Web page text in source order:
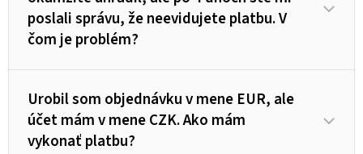
poslali správu, že neevidujete platbu. V
čom je problém?
Urobil som objednávku v mene EUR, ale
účet mám v mene CZK. Ako mám
vykonať platbu?